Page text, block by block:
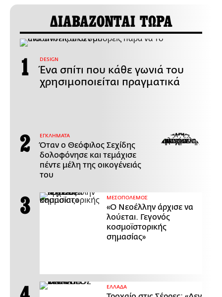
ΔΙΑΒΑΖΟΝΤΑΙ ΤΩΡΑ
DESIGN
Ένα σπίτι που κάθε γωνιά του
χρησιμοποιείται πραγματικά
ΕΓΚΛΗΜΑΤΑ
Όταν ο Θεόφιλος Σεχίδης
δολοφόνησε και τεμάχισε
πέντε μέλη της οικογένειάς
του
ΜΕΣΟΠΟΛΕΜΟΣ
«Ο Νεοέλλην άρχισε να
λούεται. Γεγονός
κοσμοϊστορικής
σημασίας»
ΕΛΛΑΔΑ